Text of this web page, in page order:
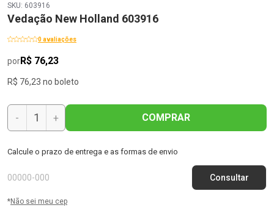
SKU: 603916
Vedação New Holland 603916
0 avaliações
porR$ 76,23
R$ 76,23 no boleto
- + COMPRAR
Calcule o prazo de entrega e as formas de envio
*Não sei meu cep